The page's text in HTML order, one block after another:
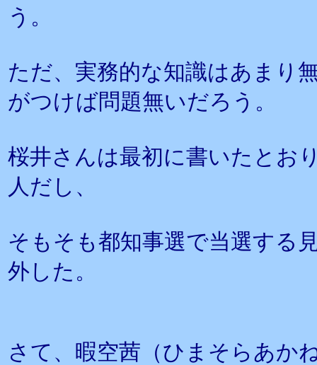
う。
ただ、実務的な知識はあまり
がつけば問題無いだろう。
桜井さんは最初に書いたとお
人だし、
そもそも都知事選で当選する
外した。
さて、暇空茜（ひまそらあか